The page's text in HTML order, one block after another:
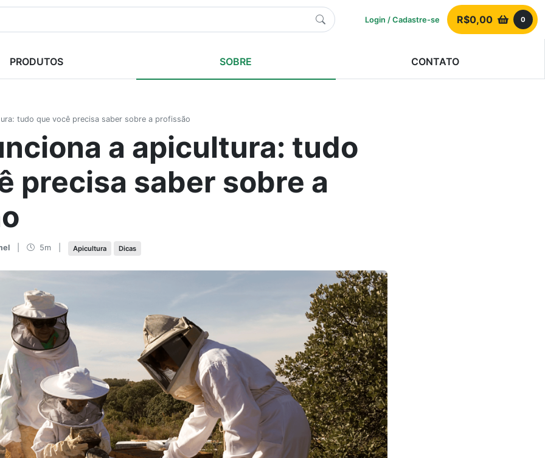
Login / Cadastre-se R$0,00 0
PRODUTOS SOBRE CONTATO
tudo que você precisa saber sobre a profissão
a apicultura: tudo
precisa saber sobre a
5m Apicultura Dicas